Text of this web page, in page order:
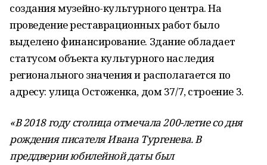
создания музейно-культурного центра. На
проведение реставрационных работ было
выделено финансирование. Здание обладает
статусом объекта культурного наследия
регионального значения и располагается по
адресу: улица Остоженка, дом 37/7, строение 3.
«В 2018 году столица отмечала 200-летие со дня
рождения писателя Ивана Тургенева. В
преддверии юбилейной даты был